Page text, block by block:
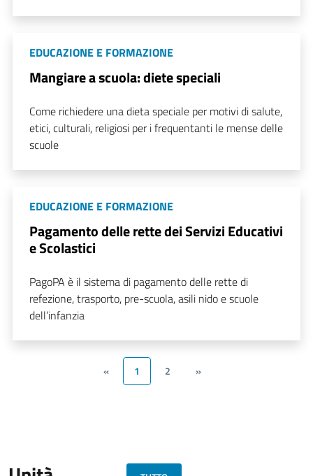
EDUCAZIONE E FORMAZIONE
Mangiare a scuola: diete speciali
Come richiedere una dieta speciale per motivi di salute,
etici, culturali, religiosi per i frequentanti le mense delle
scuole
EDUCAZIONE E FORMAZIONE
Pagamento delle rette dei Servizi Educativi
e Scolastici
PagoPA è il sistema di pagamento delle rette di
refezione, trasporto, pre-scuola, asili nido e scuole
dell’infanzia
« 1 2 »